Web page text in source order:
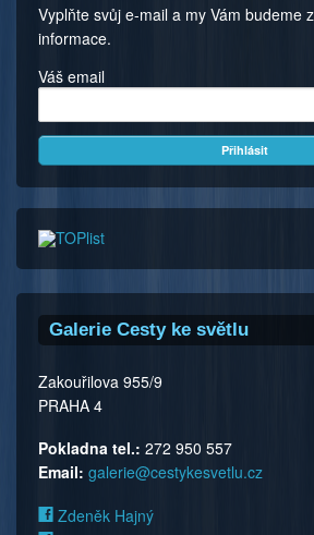
Vyplňte svůj e-mail a my Vám budeme
informace.
Váš email
Galerie Cesty ke světlu
Zakouřilova 955/9
PRAHA 4
Pokladna tel.: 272 950 557
Email: galerie@cestykesvetlu.cz
Zdeněk Hajný